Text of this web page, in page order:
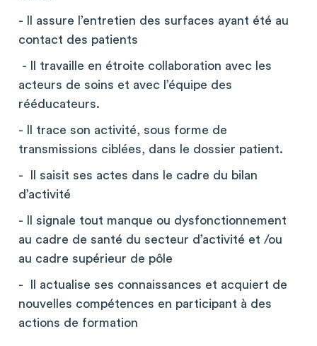
- Il assure l’entretien des surfaces ayant été au
contact des patients
- Il travaille en étroite collaboration avec les
acteurs de soins et avec l’équipe des
rééducateurs.
- Il trace son activité, sous forme de
transmissions ciblées, dans le dossier patient.
- Il saisit ses actes dans le cadre du bilan
d’activité
- Il signale tout manque ou dysfonctionnement
au cadre de santé du secteur d’activité et /ou
au cadre supérieur de pôle
- Il actualise ses connaissances et acquiert de
nouvelles compétences en participant à des
actions de formation